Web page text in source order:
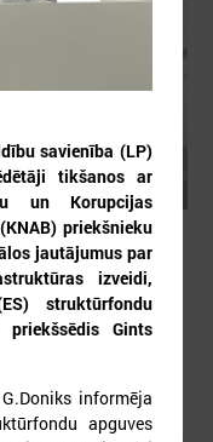
Iekšlietu
Iekšlietu ministrijas un
šī gada 5. augustā
Rīga).
savienība (LP)
tikšanos ar
un Korupcijas
priekšnieku
jautājumus par
izveidi,
struktūrfondu
Gints
informēja
apguves